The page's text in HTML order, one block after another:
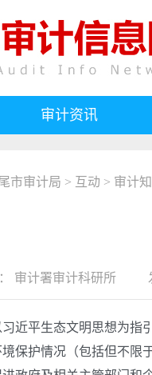
审计资讯
市审计局 > 互动 > 审计
审计署审计科研所 发
平生态文明思想为指引
保护情况（包括但不限